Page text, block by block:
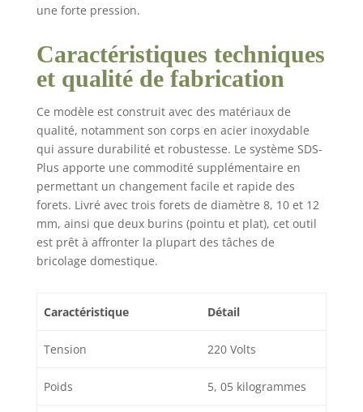
voyants indiquent le
statut: la préparation à
l'emploi ou la
nécessité d'un service
en raison de l'usure de
la brosse Les grandes
surfaces de
préhension souples et
la poignée
supplémentaire
solidement fixée par
nervure offrent un
poignée amortissante
les vibrations lors de
la puissance de 1 250
watts sur l'outil,
une forte pression.
Caractéristiques techniques
et qualité de fabrication
Ce modèle est construit avec des matériaux de
qualité, notamment son corps en acier inoxydable
qui assure durabilité et robustesse. Le système SDS-
Plus apporte une commodité supplémentaire en
permettant un changement facile et rapide des
forets. Livré avec trois forets de diamètre 8, 10 et 12
mm, ainsi que deux burins (pointu et plat), cet outil
est prêt à affronter la plupart des tâches de
bricolage domestique.
Caractéristique Détail
Tension 220 Volts
Poids 5, 05 kilogrammes